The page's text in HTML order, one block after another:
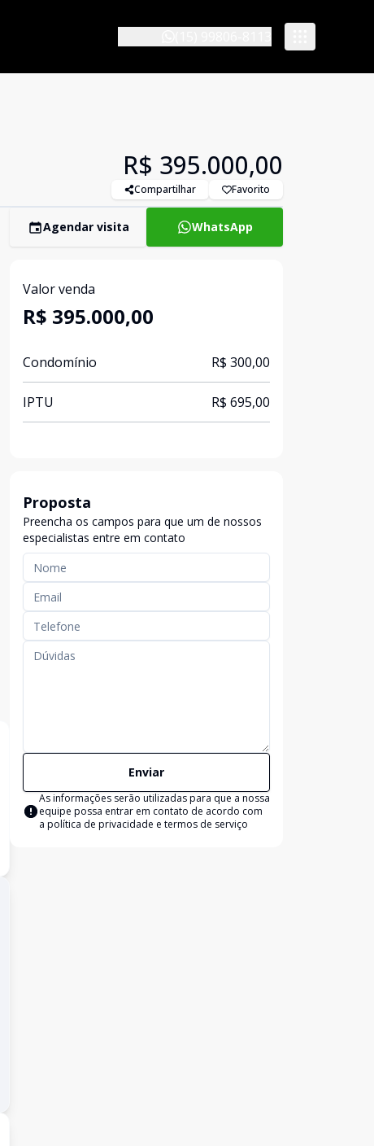
R$ 395.000,00
Compartilhar Favorito
Agendar visita WhatsApp
Valor venda
R$ 395.000,00
Condomínio R$ 300,00
IPTU R$ 695,00
Proposta
Preencha os campos para que um de nossos
especialistas entre em contato
Enviar
As informações serão utilizadas para que a nossa
equipe possa entrar em contato de acordo com
a política de privacidade e termos de serviço